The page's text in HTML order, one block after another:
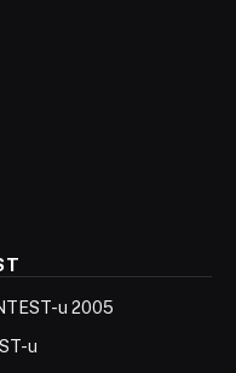
u 2005
u